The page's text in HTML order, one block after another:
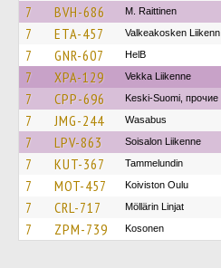
7 BVH-686 M. Raittinen
7 ETA-457 Valkeakosken Liikenn
7 GNR-607 HelB
7 XPA-129 Vekka Liikenne
7 CPP-696 Keski-Suomi, прочие
7 JMG-244 Wasabus
7 LPV-863 Soisalon Liikenne
7 KUT-367 Tammelundin
7 MOT-457 Koiviston Oulu
7 CRL-717 Möllärin Linjat
7 ZPM-739 Kosonen